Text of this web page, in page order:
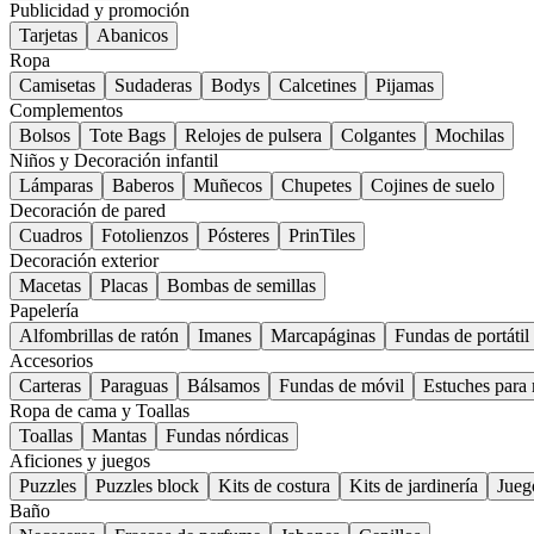
Publicidad y promoción
Tarjetas
Abanicos
Ropa
Camisetas
Sudaderas Bodys Calcetines
Pijamas
Complementos
Bolsos
Tote Bags Relojes de pulsera Colgantes
Mochilas
Niños y Decoración infantil
Lámparas
Baberos Muñecos Chupetes
Cojines de suelo
Decoración de pared
Cuadros
Fotolienzos Pósteres
PrinTiles
Decoración exterior
Macetas
Placas
Bombas de semillas
Papelería
Alfombrillas de ratón
Imanes Marcapáginas Fundas de portátil
Accesorios
Carteras
Paraguas Bálsamos Fundas de móvil
Estuches para
Ropa de cama y Toallas
Toallas
Mantas
Fundas nórdicas
Aficiones y juegos
Puzzles
Puzzles block Kits de costura Kits de jardinería
Baño